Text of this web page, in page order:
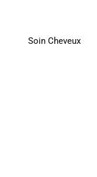
Soin Cheveux